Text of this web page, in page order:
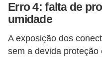
Erro 4: falta de
umidade
A exposição dos
sem a devida
l
e
t
r